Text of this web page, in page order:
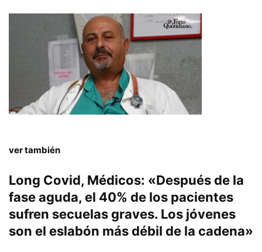
ver también
Long Covid, Médicos: «Después de la
fase aguda, el 40% de los pacientes
sufren secuelas graves. Los jóvenes
son el eslabón más débil de la cadena»